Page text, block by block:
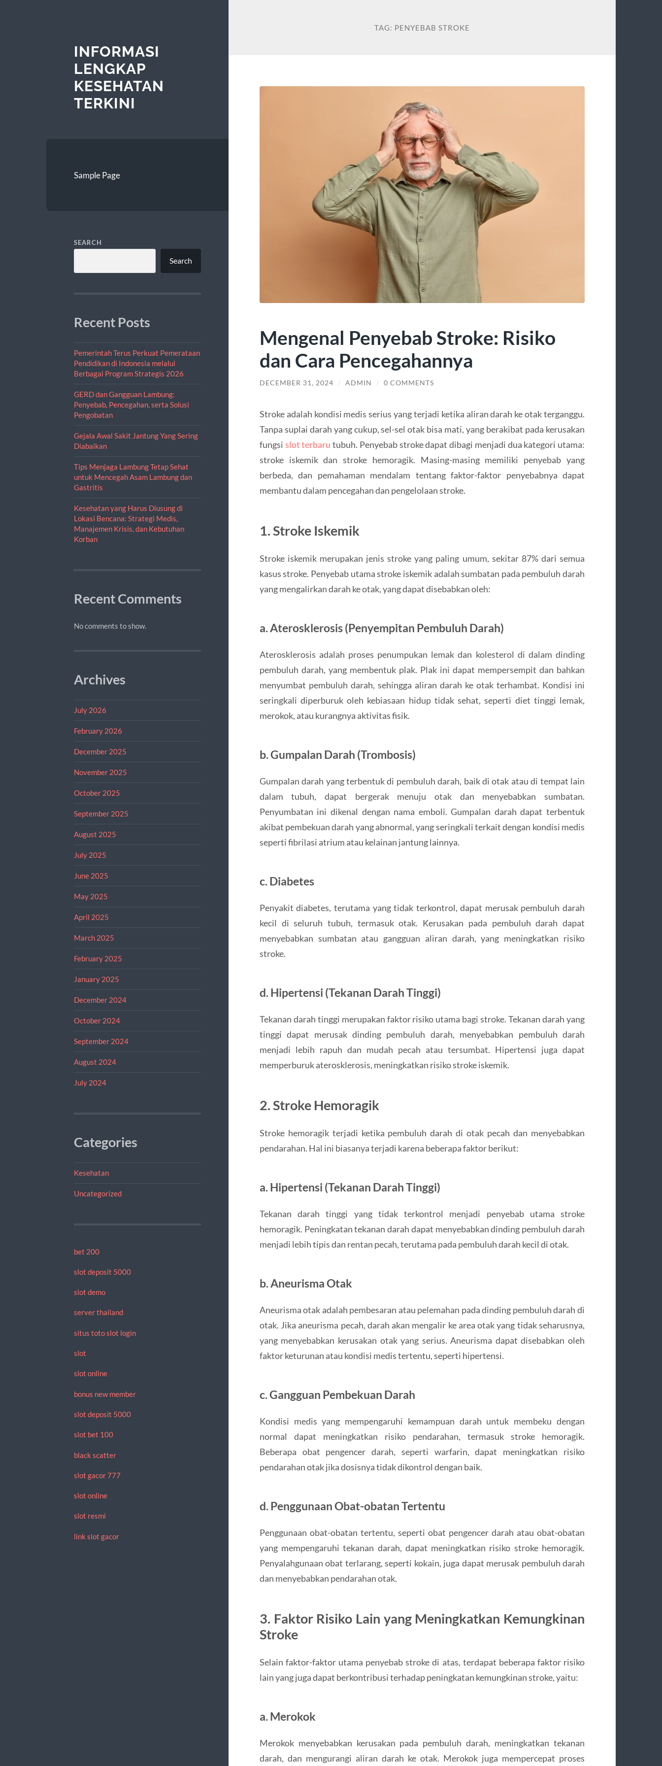
INFORMASI
LENGKAP
KESEHATAN
TERKINI
Sample Page
SEARCH
Search
Recent Posts
Pemerintah Terus Perkuat Pemerataan
Pendidikan di Indonesia melalui
Berbagai Program Strategis 2026
GERD dan Gangguan Lambung:
Penyebab, Pencegahan, serta Solusi
Pengobatan
Gejala Awal Sakit Jantung Yang Sering
Diabaikan
Tips Menjaga Lambung Tetap Sehat
untuk Mencegah Asam Lambung dan
Gastritis
Kesehatan yang Harus Diusung di
Lokasi Bencana: Strategi Medis,
Manajemen Krisis, dan Kebutuhan
Korban
Recent Comments
No comments to show.
Archives
July 2026
February 2026
December 2025
November 2025
October 2025
September 2025
August 2025
July 2025
June 2025
May 2025
April 2025
March 2025
February 2025
January 2025
December 2024
October 2024
September 2024
August 2024
July 2024
Categories
Kesehatan
Uncategorized
bet 200
slot deposit 5000
slot demo
server thailand
situs toto slot login
slot
slot online
bonus new member
slot deposit 5000
slot bet 100
black scatter
slot gacor 777
slot online
slot resmi
link slot gacor
TAG: PENYEBAB STROKE
Mengenal Penyebab Stroke: Risiko
dan Cara Pencegahannya
DECEMBER 31, 2024 / ADMIN / 0 COMMENTS
Stroke adalah kondisi medis serius yang terjadi ketika aliran darah ke otak terganggu.
Tanpa suplai darah yang cukup, sel-sel otak bisa mati, yang berakibat pada kerusakan
fungsi slot terbaru tubuh. Penyebab stroke dapat dibagi menjadi dua kategori utama:
stroke iskemik dan stroke hemoragik. Masing-masing memiliki penyebab yang
berbeda, dan pemahaman mendalam tentang faktor-faktor penyebabnya dapat
membantu dalam pencegahan dan pengelolaan stroke.
1.Stroke Iskemik
Stroke iskemik merupakan jenis stroke yang paling umum, sekitar 87% dari semua
kasus stroke. Penyebab utama stroke iskemik adalah sumbatan pada pembuluh darah
yang mengalirkan darah ke otak, yang dapat disebabkan oleh:
a.Aterosklerosis (Penyempitan Pembuluh Darah)
Aterosklerosis adalah proses penumpukan lemak dan kolesterol di dalam dinding
pembuluh darah, yang membentuk plak. Plak ini dapat mempersempit dan bahkan
menyumbat pembuluh darah, sehingga aliran darah ke otak terhambat. Kondisi ini
seringkali diperburuk oleh kebiasaan hidup tidak sehat, seperti diet tinggi lemak,
merokok, atau kurangnya aktivitas fisik.
b.Gumpalan Darah (Trombosis)
Gumpalan darah yang terbentuk di pembuluh darah, baik di otak atau di tempat lain
dalam tubuh, dapat bergerak menuju otak dan menyebabkan sumbatan.
Penyumbatan ini dikenal dengan nama emboli. Gumpalan darah dapat terbentuk
akibat pembekuan darah yang abnormal, yang seringkali terkait dengan kondisi medis
seperti fibrilasi atrium atau kelainan jantung lainnya.
c.Diabetes
Penyakit diabetes, terutama yang tidak terkontrol, dapat merusak pembuluh darah
kecil di seluruh tubuh, termasuk otak. Kerusakan pada pembuluh darah dapat
menyebabkan sumbatan atau gangguan aliran darah, yang meningkatkan risiko
stroke.
d.Hipertensi (Tekanan Darah Tinggi)
Tekanan darah tinggi merupakan faktor risiko utama bagi stroke. Tekanan darah yang
tinggi dapat merusak dinding pembuluh darah, menyebabkan pembuluh darah
menjadi lebih rapuh dan mudah pecah atau tersumbat. Hipertensi juga dapat
memperburuk aterosklerosis, meningkatkan risiko stroke iskemik.
2.Stroke Hemoragik
Stroke hemoragik terjadi ketika pembuluh darah di otak pecah dan menyebabkan
pendarahan. Hal ini biasanya terjadi karena beberapa faktor berikut:
a.Hipertensi (Tekanan Darah Tinggi)
Tekanan darah tinggi yang tidak terkontrol menjadi penyebab utama stroke
hemoragik. Peningkatan tekanan darah dapat menyebabkan dinding pembuluh darah
menjadi lebih tipis dan rentan pecah, terutama pada pembuluh darah kecil di otak.
b.Aneurisma Otak
Aneurisma otak adalah pembesaran atau pelemahan pada dinding pembuluh darah di
otak. Jika aneurisma pecah, darah akan mengalir ke area otak yang tidak seharusnya,
yang menyebabkan kerusakan otak yang serius. Aneurisma dapat disebabkan oleh
faktor keturunan atau kondisi medis tertentu, seperti hipertensi.
c.Gangguan Pembekuan Darah
Kondisi medis yang mempengaruhi kemampuan darah untuk membeku dengan
normal dapat meningkatkan risiko pendarahan, termasuk stroke hemoragik.
Beberapa obat pengencer darah, seperti warfarin, dapat meningkatkan risiko
pendarahan otak jika dosisnya tidak dikontrol dengan baik.
d.Penggunaan Obat-obatan Tertentu
Penggunaan obat-obatan tertentu, seperti obat pengencer darah atau obat-obatan
yang mempengaruhi tekanan darah, dapat meningkatkan risiko stroke hemoragik.
Penyalahgunaan obat terlarang, seperti kokain, juga dapat merusak pembuluh darah
dan menyebabkan pendarahan otak.
3. Faktor Risiko Lain yang Meningkatkan Kemungkinan
Stroke
Selain faktor-faktor utama penyebab stroke di atas, terdapat beberapa faktor risiko
lain yang juga dapat berkontribusi terhadap peningkatan kemungkinan stroke, yaitu:
a.Merokok
Merokok menyebabkan kerusakan pada pembuluh darah, meningkatkan tekanan
darah, dan mengurangi aliran darah ke otak. Merokok juga mempercepat proses